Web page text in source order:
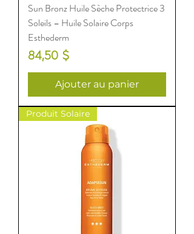
Sun Bronz Huile Sèche Protectrice 3
Soleils – Huile Solaire Corps
Esthederm
Prix
84,50 $
Ajouter au panier
Produit Solaire